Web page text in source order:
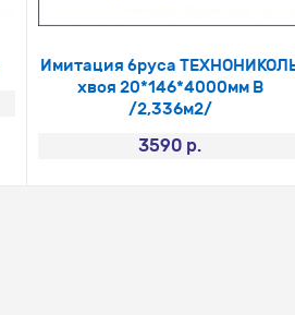
Имитация бруса
хвоя 20*146*4000мм В
/2,336м2/
3590 р.